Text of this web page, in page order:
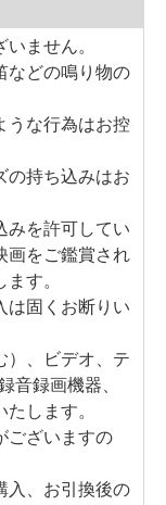
ません。
などの鳴り物の
うな行為はお控
の持ち込みはお
みを許可してい
画をご鑑賞され
す。
は固くお断りい
）、ビデオ、テ
音録画機器、
します。
ございますの
入、お引換後の